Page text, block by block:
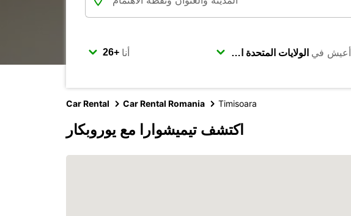
أنا أعيش في
Car Rental Car Rental Romania Timisoara
اكتشف تيميشوارا مع يوروبكار